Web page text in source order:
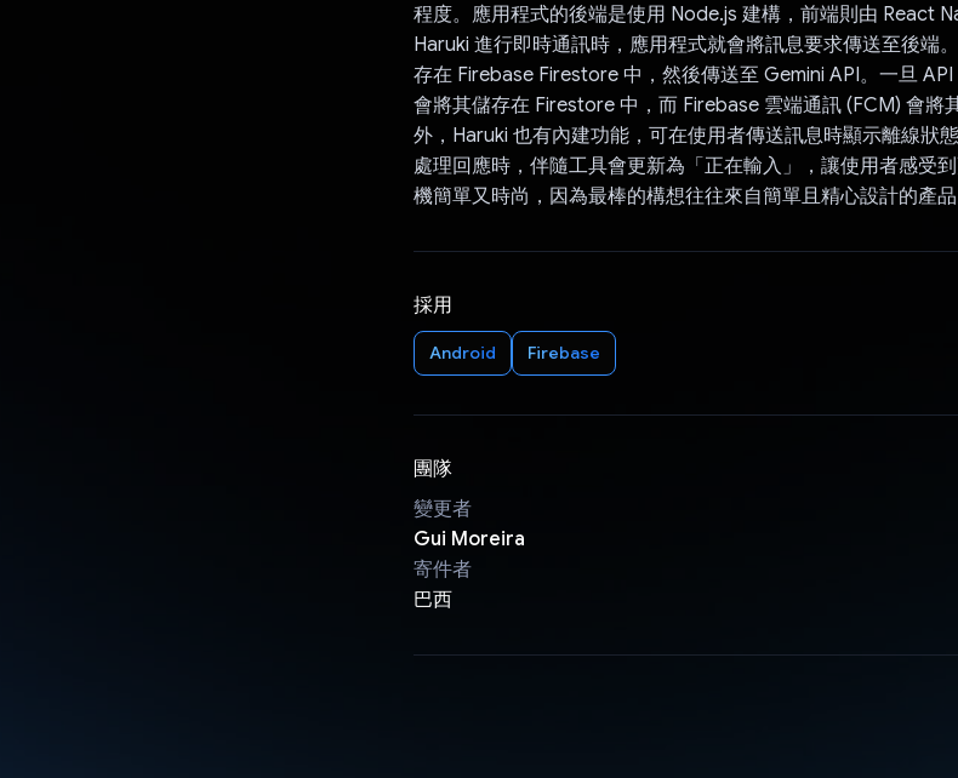
程度。應用程式的後端是使用 Node.js 建構，前端則由 React
Haruki 進行即時通訊時，應用程式就會將訊息要求傳送至後端
存在 Firebase Firestore 中，然後傳送至 Gemini API。一旦
會將其儲存在 Firestore 中，而 Firebase 雲端通訊 (FCM) 會將
外，Haruki 也有內建功能，可在使用者傳送訊息時顯示離線狀
處理回應時，伴隨工具會更新為「正在輸入」，讓使用者感受
機簡單又時尚，因為最棒的構想往往來自簡單且精心設計的產品
採用
Android Firebase
團隊
變更者
Gui Moreira
寄件者
巴西